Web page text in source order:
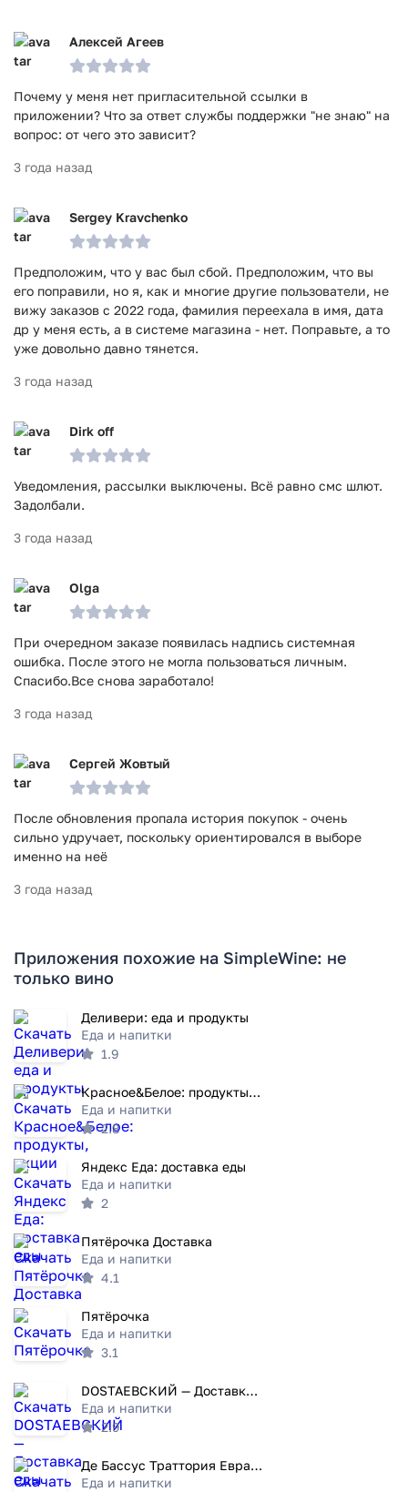
Алексей Агеев
Почему у меня нет пригласительной ссылки в
приложении? Что за ответ службы поддержки "не знаю" на
вопрос: от чего это зависит?
3 года назад
Sergey Kravchenko
Предположим, что у вас был сбой. Предположим, что вы
его поправили, но я, как и многие другие пользователи, не
вижу заказов с 2022 года, фамилия переехала в имя, дата
др у меня есть, а в системе магазина - нет. Поправьте, а то
уже довольно давно тянется.
3 года назад
Dirk off
Уведомления, рассылки выключены. Всё равно смс шлют.
Задолбали.
3 года назад
Olga
При очередном заказе появилась надпись системная
ошибка. После этого не могла пользоваться личным.
Спасибо.Все снова заработало!
3 года назад
Сергей Жовтый
После обновления пропала история покупок - очень
сильно удручает, поскольку ориентировался в выборе
именно на неё
3 года назад
Приложения похожие на SimpleWine: не
только вино
Деливери: еда и продукты
Еда и напитки
1.9
Красное&Белое: продукты, акции
Еда и напитки
2.8
Яндекс Еда: доставка еды
Еда и напитки
2
Пятёрочка Доставка
Еда и напитки
4.1
Пятёрочка
Еда и напитки
3.1
DOSTAЕВСКИЙ — Доставка еды
Еда и напитки
2.9
Де Бассус Траттория Евразия
Еда и напитки